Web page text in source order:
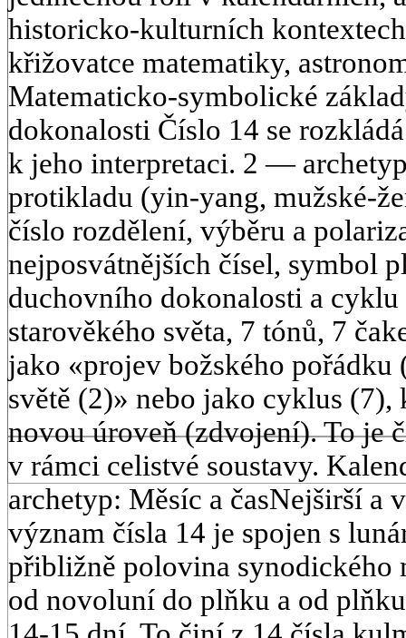
historicko-kulturních
křižovatce matematiky,
Matematicko-symbolické
dokonalosti Číslo 14 se
k jeho interpretaci. 2 —
protikladu (yin-yang, mužské-
číslo rozdělení, výběru a
nejposvátnějších čísel, symbol
duchovního dokonalosti a
starověkého světa, 7 tónů, 7
jako «projev božského
světě (2)» nebo jako cyklus
novou úroveň (zdvojení). To je
v rámci celistvé soustavy.
archetyp: Měsíc a časNejširší a
význam čísla 14 je spojen s
přibližně polovina synodického
od novoluní do plňku a od